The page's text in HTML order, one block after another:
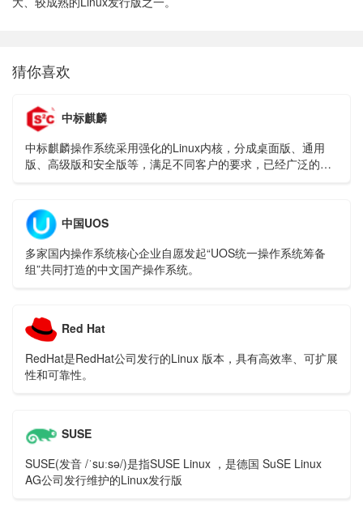
猜你喜欢
中标麒麟
中标麒麟操作系统采用强化的Linux内核，分成桌面版、通用
版、高级版和安全版等，满足不同客户的要求，已经广泛的使
中国UOS
多家国内操作系统核心企业自愿发起“UOS统一操作系统筹备
组”共同打造的中文国产操作系统。
Red Hat
RedHat是RedHat公司发行的Linux 版本，具有高效率、可扩展
性和可靠性。
SUSE
SUSE(发音 /ˈsuːsə/)是指SUSE Linux ，是德国 SuSE Linux
AG公司发行维护的Linux发行版